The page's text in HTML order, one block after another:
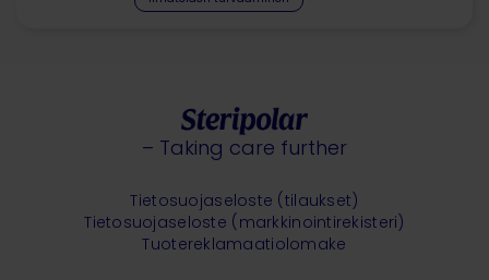
– Taking care further
Tietosuojaseloste (tilaukset)
Tietosuojaseloste (markkinointirekisteri)
Tuotereklamaatiolomake